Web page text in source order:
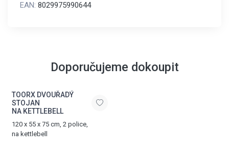
EAN: 8029975990644
Doporučujeme dokoupit
TOORX DVOUŘADÝ
STOJAN
NA KETTLEBELL
120 x 55 x 75 cm, 2 police,
na kettlebell